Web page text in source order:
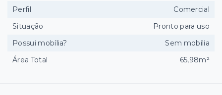
Perfil
Comercial
Situação
Pronto para uso
Possui mobília?
Sem mobília
Área Total
65,98m²